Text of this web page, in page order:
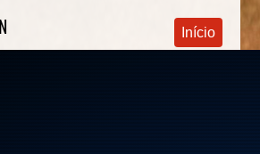
Início